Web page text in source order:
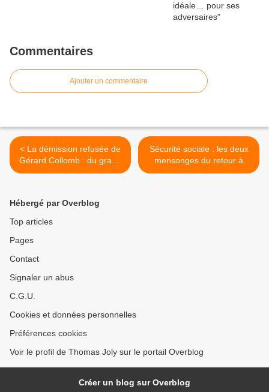
Commentaires
Ajouter un commentaire
< La démission refusée de
Gérard Collomb : du grand
Guignol ?
Sécurité sociale : les deux
mensonges du retour à
l’équilibre >
Hébergé par Overblog
Top articles
Pages
Contact
Signaler un abus
C.G.U.
Cookies et données personnelles
Préférences cookies
Voir le profil de Thomas Joly sur le portail Overblog
Créer un blog sur Overblog